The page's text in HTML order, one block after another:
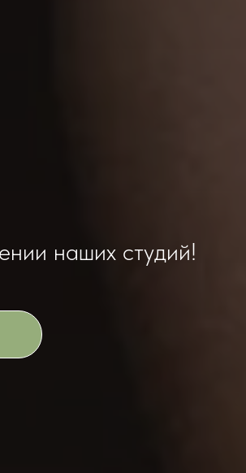
наших студий!